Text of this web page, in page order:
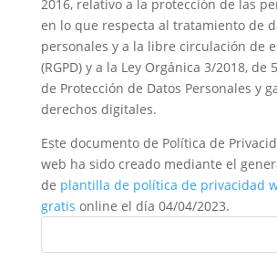
2016, relativo a la protección de las
en lo que respecta al tratamiento de
personales y a la libre circulación de
(RGPD) y a la Ley Orgánica 3/2018, de
de Protección de Datos Personales y
derechos digitales.
Este documento de Política de
web ha sido creado mediante el
de plantilla de política de privacidad
gratis online el día 04/04/2023.